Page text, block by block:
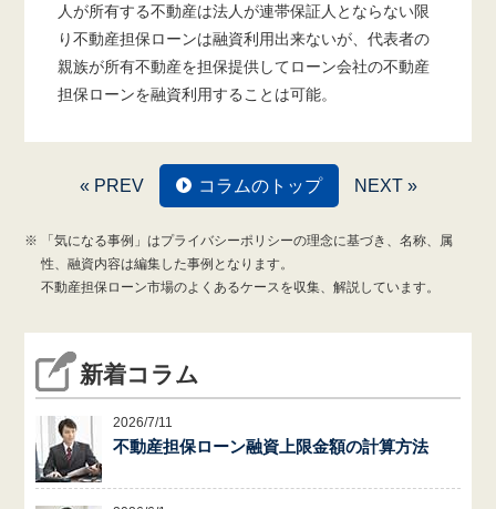
人が所有する不動産は法人が連帯保証人とならない限
り不動産担保ローンは融資利用出来ないが、代表者の
親族が所有不動産を担保提供してローン会社の不動産
担保ローンを融資利用することは可能。
« PREV コラムのトップ NEXT »
「気になる事例」はプライバシーポリシーの理念に基づき、名称、属
性、融資内容は編集した事例となります。
不動産担保ローン市場のよくあるケースを収集、解説しています。
新着コラム
2026/7/11
不動産担保ローン融資上限金額の計算方法